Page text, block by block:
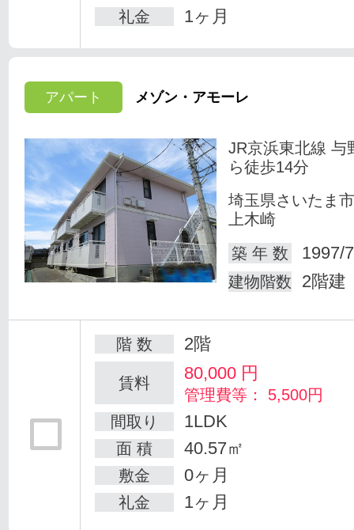
礼金 1ヶ月
アパート メゾン・アモーレ
JR京浜東北線 与
ら徒歩14分
埼玉県さいたま
上木崎
築 年 数
1997/
建物階数 2階建
階 数 2階
賃料 80,000 円
管理費等： 5,500円
間取り
1LDK
面 積 40.57㎡
敷金 0ヶ月
礼金 1ヶ月